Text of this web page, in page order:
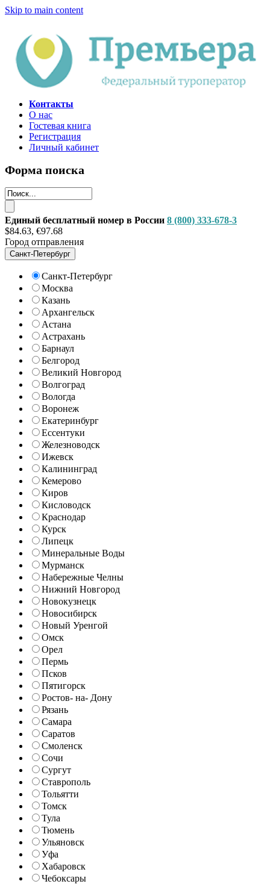
Skip to main content
Контакты
О нас
Гостевая книга
Регистрация
Личный кабинет
Форма поиска
Единый бесплатный номер в России 8 (800) 333-678-3
$84.63, €97.68
Город отправления
Санкт-Петербург
Санкт-Петербург
Москва
Казань
Архангельск
Астана
Астрахань
Барнаул
Белгород
Великий Новгород
Волгоград
Вологда
Воронеж
Екатеринбург
Ессентуки
Железноводск
Ижевск
Калининград
Кемерово
Киров
Кисловодск
Краснодар
Курск
Липецк
Минеральные Воды
Мурманск
Набережные Челны
Нижний Новгород
Новокузнецк
Новосибирск
Новый Уренгой
Омск
Орел
Пермь
Псков
Пятигорск
Ростов- на- Дону
Рязань
Самара
Саратов
Смоленск
Сочи
Сургут
Ставрополь
Тольятти
Томск
Тула
Тюмень
Ульяновск
Уфа
Хабаровск
Чебоксары